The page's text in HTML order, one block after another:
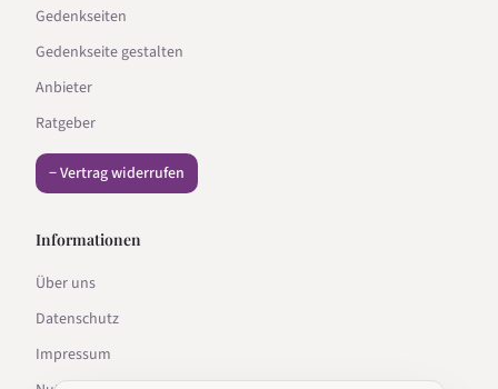
Gedenkseiten
Gedenkseite gestalten
Anbieter
Ratgeber
− Vertrag widerrufen
Informationen
Über uns
Datenschutz
Impressum